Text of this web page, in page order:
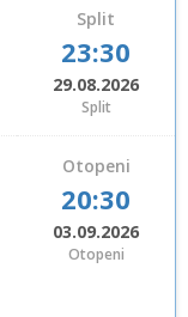
Split
23:30
29.08.2026
Split
Otopeni
20:30
03.09.2026
Otopeni